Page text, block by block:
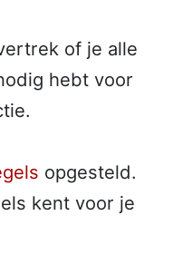
of je alle
hebt voor
opgesteld.
kent voor je